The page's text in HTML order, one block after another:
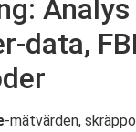
Analys
data,
-mätvärden,